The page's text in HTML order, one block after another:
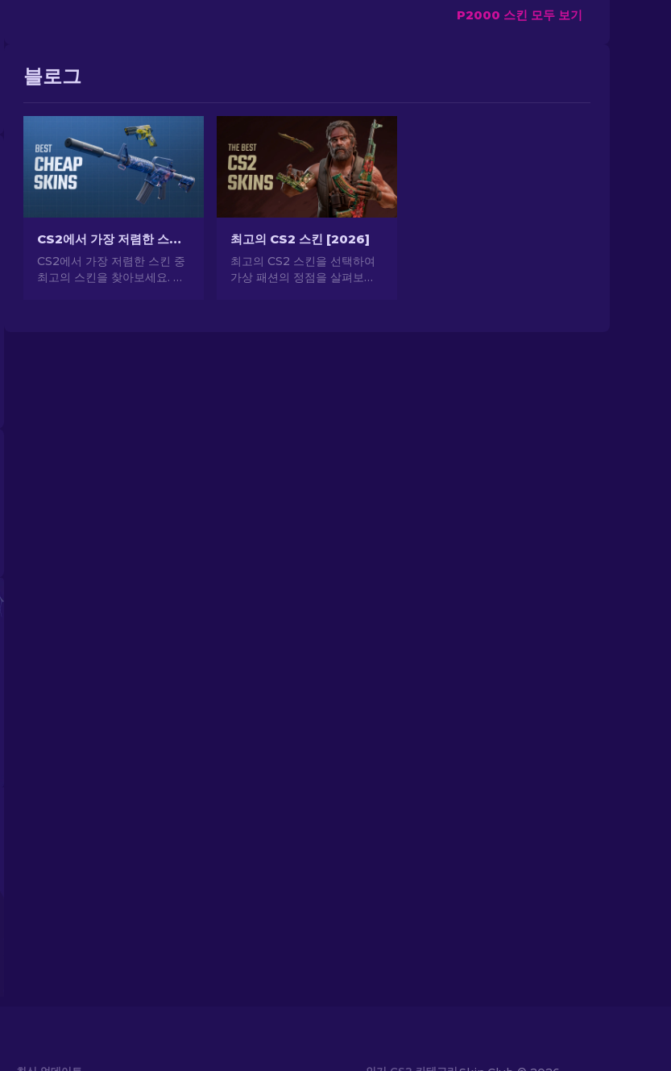
P2000 스킨 모두 보기
블로그
CS2에서 가장 저렴한 스킨 [2026]
CS2에서 가장 저렴한 스킨 중
최고의 스킨을 찾아보세요. 전
최고의 CS2 스킨 [2026]
최고의 CS2 스킨을 선택하여
가상 패션의 정점을 살펴보세